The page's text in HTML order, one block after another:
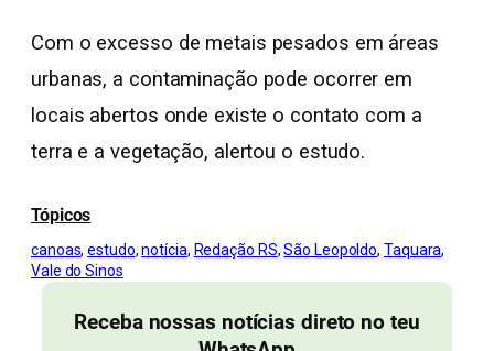
Com o excesso de metais pesados em áreas
urbanas, a contaminação pode ocorrer em
locais abertos onde existe o contato com a
terra e a vegetação, alertou o estudo.
Tópicos
canoas, estudo, notícia, Redação RS, São Leopoldo, Taquara
Vale do Sinos
Receba nossas notícias direto no teu